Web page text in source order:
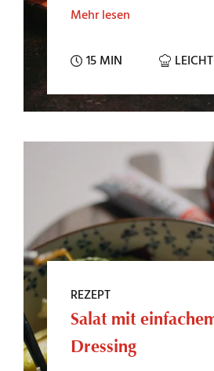
UNTERNEHMEN
Mehr lesen
15 MIN LEICHT
REZEPT
Salat mit
Dressing